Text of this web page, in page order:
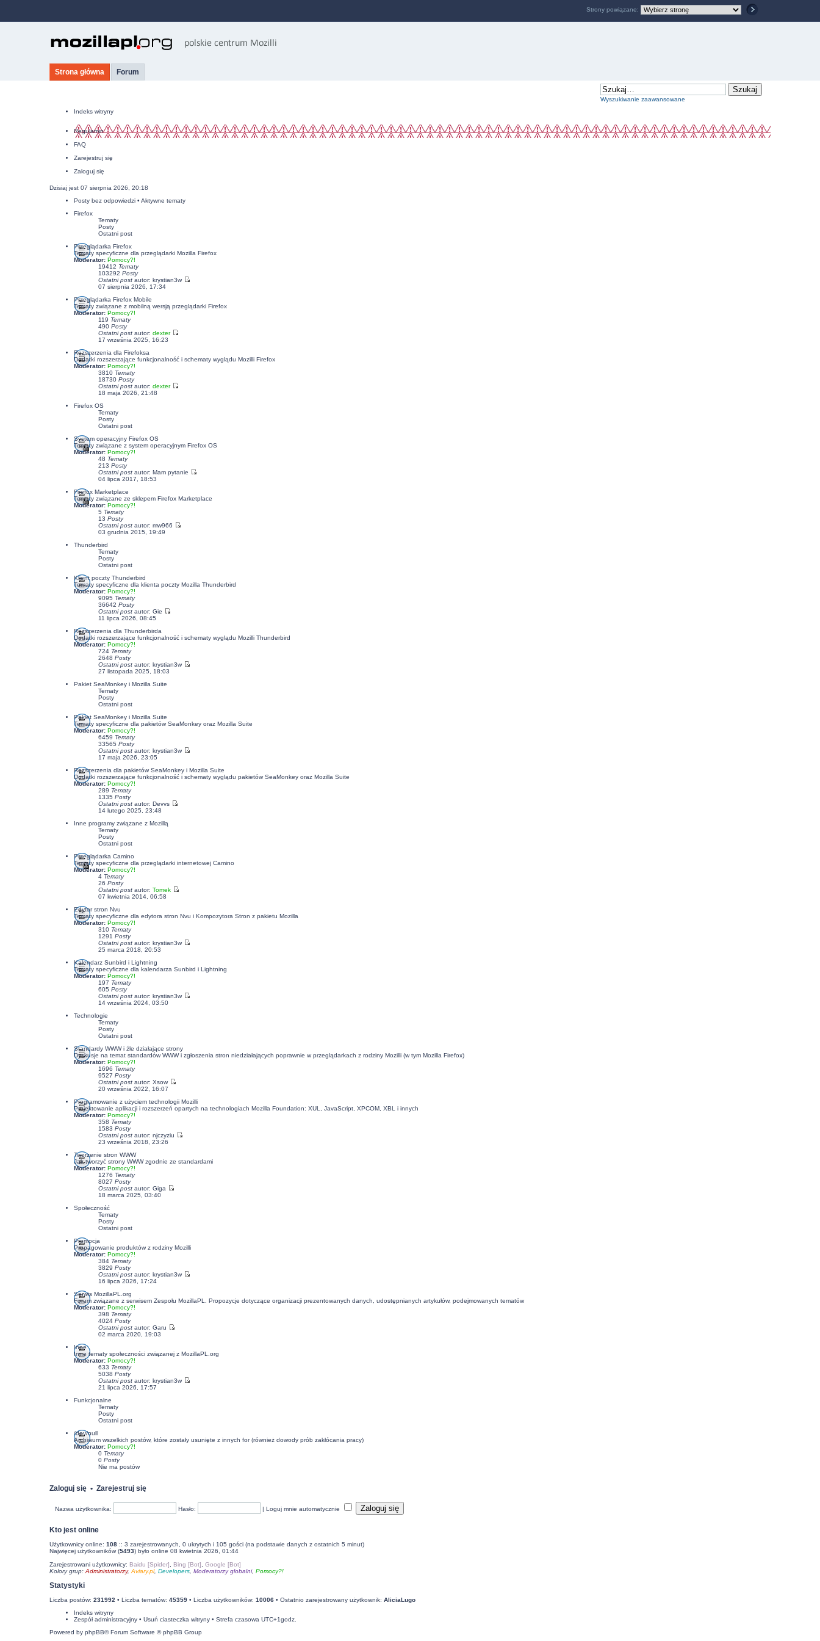
Strona główna Forum
Wyszukiwanie zaawansowane
Indeks witryny
Regulamin
FAQ
Zarejestruj się
Zaloguj się
Dzisiaj jest 07 sierpnia 2026, 20:18
Posty bez odpowiedzi• Aktywne tematy
Firefox
Tematy
Posty
Ostatni post
Przeglądarka Firefox
Tematy specyficzne dla przeglądarki Mozilla Firefox
Moderator: Pomocy?!
19412 Tematy
103292 Posty
Ostatni postautor: krystian3w
07 sierpnia 2026, 17:34
Przeglądarka Firefox Mobile
Tematy związane z mobilną wersją przeglądarki Firefox
Moderator: Pomocy?!
119 Tematy
490 Posty
Ostatni postautor: dexter
17 września 2025, 16:23
Rozszerzenia dla Firefoksa
Dodatki rozszerzające funkcjonalność i schematy wyglądu Mozilli Firefox
Moderator: Pomocy?!
3810 Tematy
18730 Posty
Ostatni postautor: dexter
18 maja 2026, 21:48
Firefox OS
Tematy
Posty
Ostatni post
System operacyjny Firefox OS
Tematy związane z system operacyjnym Firefox OS
Moderator: Pomocy?!
48 Tematy
213 Posty
Ostatni postautor: Mam pytanie
04 lipca 2017, 18:53
Firefox Marketplace
Tematy związane ze sklepem Firefox Marketplace
Moderator: Pomocy?!
5 Tematy
13 Posty
Ostatni postautor: mw966
03 grudnia 2015, 19:49
Thunderbird
Tematy
Posty
Ostatni post
Klient poczty Thunderbird
Tematy specyficzne dla klienta poczty Mozilla Thunderbird
Moderator: Pomocy?!
9095 Tematy
36642 Posty
Ostatni postautor: Gie
11 lipca 2026, 08:45
Rozszerzenia dla Thunderbirda
Dodatki rozszerzające funkcjonalność i schematy wyglądu Mozilli Thunderbird
Moderator: Pomocy?!
724 Tematy
2648 Posty
Ostatni postautor: krystian3w
27 listopada 2025, 18:03
Pakiet SeaMonkey i Mozilla Suite
Tematy
Posty
Ostatni post
Pakiet SeaMonkey i Mozilla Suite
Tematy specyficzne dla pakietów SeaMonkey oraz Mozilla Suite
Moderator: Pomocy?!
6459 Tematy
33565 Posty
Ostatni postautor: krystian3w
17 maja 2026, 23:05
Rozszerzenia dla pakietów SeaMonkey i Mozilla Suite
Dodatki rozszerzające funkcjonalność i schematy wyglądu pakietów SeaMonkey oraz Mozilla Suite
Moderator: Pomocy?!
289 Tematy
1335 Posty
Ostatni postautor: Devvs
14 lutego 2025, 23:48
Inne programy związane z Mozillą
Tematy
Posty
Ostatni post
Przeglądarka Camino
Tematy specyficzne dla przeglądarki internetowej Camino
Moderator: Pomocy?!
4 Tematy
26 Posty
Ostatni postautor: Tomek
07 kwietnia 2014, 06:58
Edytor stron Nvu
Tematy specyficzne dla edytora stron Nvu i Kompozytora Stron z pakietu Mozilla
Moderator: Pomocy?!
310 Tematy
1291 Posty
Ostatni postautor: krystian3w
25 marca 2018, 20:53
Kalendarz Sunbird i Lightning
Tematy specyficzne dla kalendarza Sunbird i Lightning
Moderator: Pomocy?!
197 Tematy
605 Posty
Ostatni postautor: krystian3w
14 września 2024, 03:50
Technologie
Tematy
Posty
Ostatni post
Standardy WWW i źle działające strony
Dyskusje na temat standardów WWW i zgłoszenia stron niedziałających poprawnie w przeglądarkach z rodziny Mozilli (w tym Mozilla Firefox)
Moderator: Pomocy?!
1696 Tematy
9527 Posty
Ostatni postautor: Xsow
20 września 2022, 16:07
Programowanie z użyciem technologii Mozilli
Projektowanie aplikacji i rozszerzeń opartych na technologiach Mozilla Foundation: XUL, JavaScript, XPCOM, XBL i innych
Moderator: Pomocy?!
358 Tematy
1583 Posty
Ostatni postautor: njczyziu
23 września 2018, 23:26
Tworzenie stron WWW
Jak tworzyć strony WWW zgodnie ze standardami
Moderator: Pomocy?!
1276 Tematy
8027 Posty
Ostatni postautor: Giga
18 marca 2025, 03:40
Społeczność
Tematy
Posty
Ostatni post
Promocja
Propagowanie produktów z rodziny Mozilli
Moderator: Pomocy?!
384 Tematy
3829 Posty
Ostatni postautor: krystian3w
16 lipca 2026, 17:24
Serwis MozillaPL.org
Forum związane z serwisem Zespołu MozillaPL. Propozycje dotyczące organizacji prezentowanych danych, udostępnianych artykułów, podejmowanych tematów
Moderator: Pomocy?!
398 Tematy
4024 Posty
Ostatni postautor: Garu
02 marca 2020, 19:03
Inne
Inne tematy społeczności związanej z MozillaPL.org
Moderator: Pomocy?!
633 Tematy
5038 Posty
Ostatni postautor: krystian3w
21 lipca 2026, 17:57
Funkcjonalne
Tematy
Posty
Ostatni post
/dev/null
Archiwum wszelkich postów, które zostały usunięte z innych for (również dowody prób zakłócania pracy)
Moderator: Pomocy?!
0 Tematy
0 Posty
Nie ma postów
Zaloguj się• Zarejestruj się
Nazwa użytkownika: Hasło: |Loguj mnie automatycznie
Kto jest online
Użytkownicy online: 108:: 3 zarejestrowanych, 0 ukrytych i 105 gości (na podstawie danych z ostatnich 5 minut)
Najwięcej użytkowników (5493) było online 08 kwietnia 2026, 01:44
Zarejestrowani użytkownicy: Baidu [Spider] Bing [Bot]
Google [Bot]
Kolory grup: Administratorzy, Aviary.pl, Developers, Moderatorzy globalni, Pomocy?!
Statystyki
Liczba postów: 231992 • Liczba tematów: 45359• Liczba użytkowników: 10006• Ostatnio zarejestrowany użytkownik: AliciaLugo
Indeks witryny
Zespół administracyjny• Usuń ciasteczka witryny• Strefa czasowa UTC+1godz.
Powered by phpBB® Forum Software © phpBB Group
Strony powiązane: